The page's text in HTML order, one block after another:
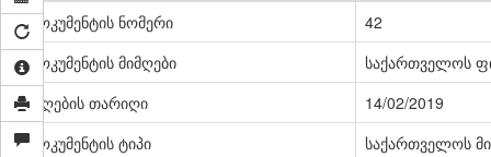
დოკუმენტის ნომერი
42
დოკუმენტის მიმღები
საქართველოს
მიღების თარიღი
14/02/2019
დოკუმენტის ტიპი
საქართველოს